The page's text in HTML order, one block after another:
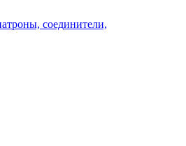
соединители,